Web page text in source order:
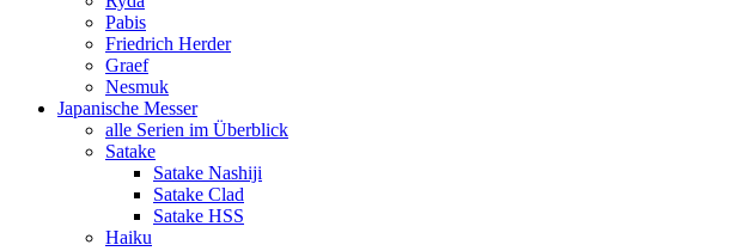
Pabis
Friedrich Herder
Graef
Nesmuk
Japanische Messer
alle Serien im Überblick
Satake
Satake Nashiji
Satake Clad
Satake HSS
Haiku